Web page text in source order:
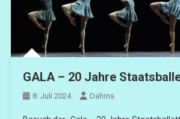
GALA – 20 Jahre
8. Juli 2024 Dahms